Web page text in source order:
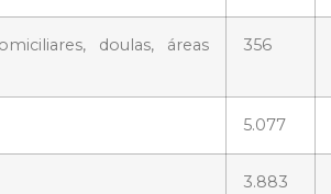
doulas, áreas
356
5.077
3.883